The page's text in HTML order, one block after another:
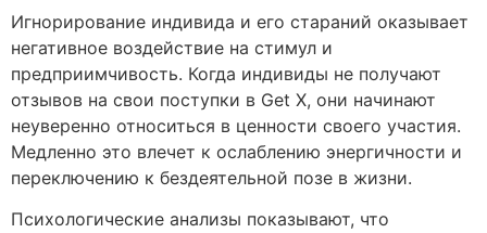
Игнорирование индивида и его стараний оказывает
негативное воздействие на стимул и
предприимчивость. Когда индивиды не получают
отзывов на свои поступки в Get X, они начинают
неуверенно относиться в ценности своего участия.
Медленно это влечет к ослаблению энергичности и
переключению к бездеятельной позе в жизни.
Психологические анализы показывают, что